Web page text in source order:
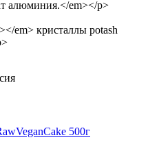
алюминия.</em></p>
em> кристаллы potash